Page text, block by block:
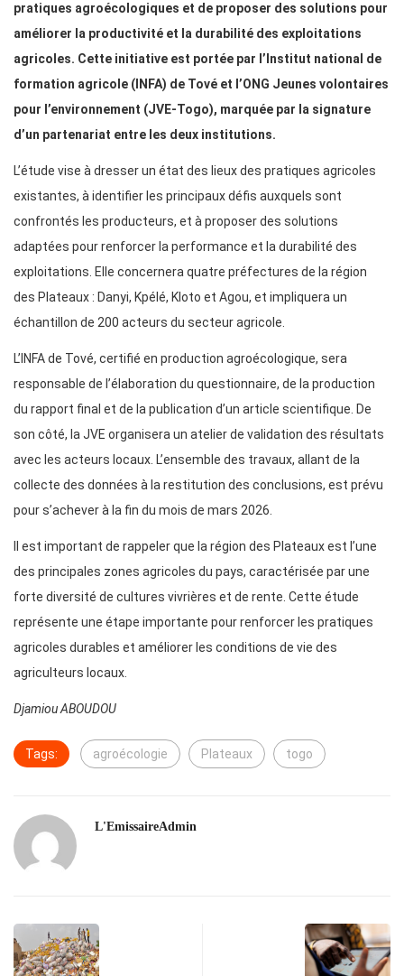
pratiques agroécologiques et de proposer des solutions pour
améliorer la productivité et la durabilité des exploitations
agricoles. Cette initiative est portée par l’Institut national de
formation agricole (INFA) de Tové et l’ONG Jeunes volontaires
pour l’environnement (JVE-Togo), marquée par la signature
d’un partenariat entre les deux institutions.
L’étude vise à dresser un état des lieux des pratiques agricoles
existantes, à identifier les principaux défis auxquels sont
confrontés les producteurs, et à proposer des solutions
adaptées pour renforcer la performance et la durabilité des
exploitations. Elle concernera quatre préfectures de la région
des Plateaux : Danyi, Kpélé, Kloto et Agou, et impliquera un
échantillon de 200 acteurs du secteur agricole.
L’INFA de Tové, certifié en production agroécologique, sera
responsable de l’élaboration du questionnaire, de la production
du rapport final et de la publication d’un article scientifique. De
son côté, la JVE organisera un atelier de validation des résultats
avec les acteurs locaux. L’ensemble des travaux, allant de la
collecte des données à la restitution des conclusions, est prévu
pour s’achever à la fin du mois de mars 2026.
Il est important de rappeler que la région des Plateaux est l’une
des principales zones agricoles du pays, caractérisée par une
forte diversité de cultures vivrières et de rente. Cette étude
représente une étape importante pour renforcer les pratiques
agricoles durables et améliorer les conditions de vie des
agriculteurs locaux.
Djamiou ABOUDOU
Tags: agroécologie Plateaux togo
L'EmissaireAdmin